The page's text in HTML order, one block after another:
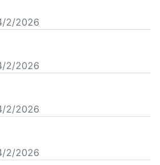
2/2026
2/2026
2/2026
2/2026